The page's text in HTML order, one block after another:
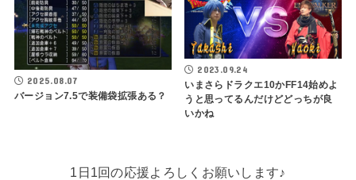
2025.08.07
バージョン7.5で装備袋拡張ある？
2023.09.24
いまさらドラクエ10かFF14始めよ
うと思ってるんだけどどっちが良
いかね
1日1回の応援よろしくお願いします♪